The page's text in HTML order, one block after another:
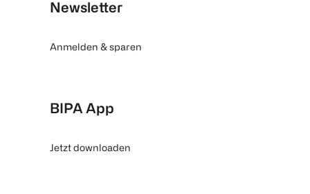
Newsletter
Anmelden & sparen
BIPA App
Jetzt downloaden